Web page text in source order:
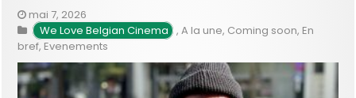
mai 7, 2026
We Love Belgian Cinema ,A la une, Coming soon, En
bref, Evenements